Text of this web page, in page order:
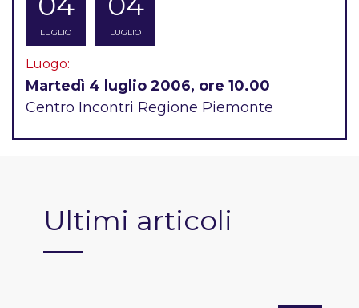
LUGLIO LUGLIO
Luogo:
Martedì 4 luglio 2006, ore 10.00
Centro Incontri Regione Piemonte
Ultimi articoli